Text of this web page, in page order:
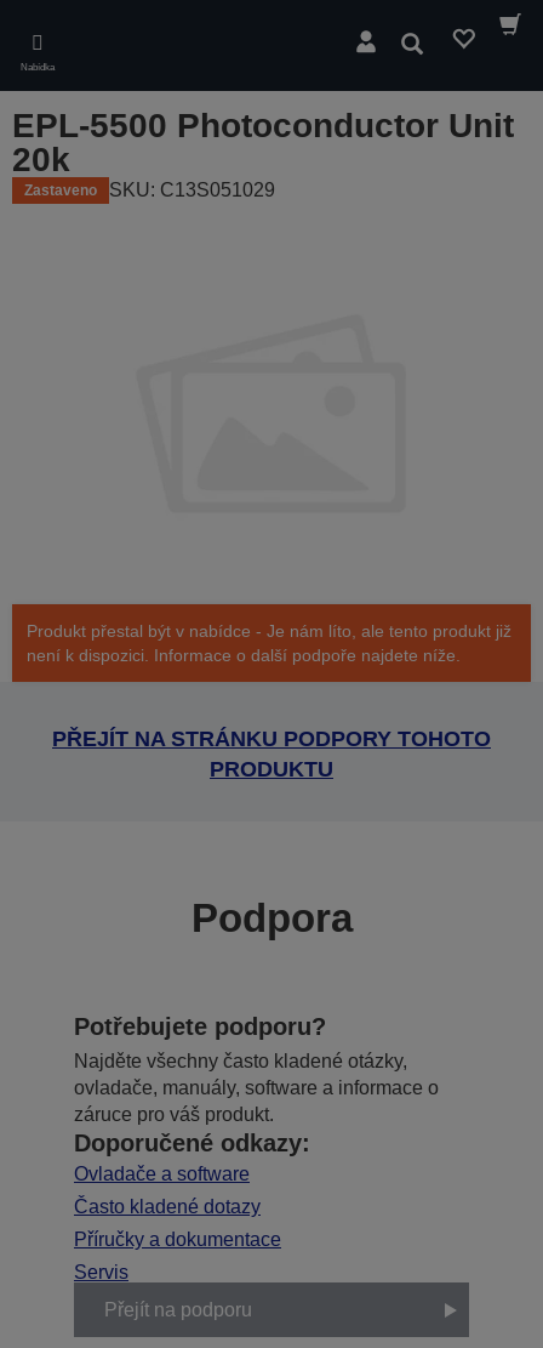
main
content
Nabídka
Hledat
EPL-5500 Photoconductor Unit
20k
Zastaveno SKU: C13S051029
Produkt přestal být v nabídce - Je nám líto, ale tento produkt již
není k dispozici. Informace o další podpoře najdete níže.
PŘEJÍT NA STRÁNKU PODPORY TOHOTO
PRODUKTU
Podpora
Potřebujete podporu?
Najděte všechny často kladené otázky,
ovladače, manuály, software a informace o
záruce pro váš produkt.
Doporučené odkazy:
Ovladače a software
Často kladené dotazy
Příručky a dokumentace
Servis
Přejít na podporu